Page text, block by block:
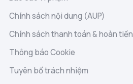
Chính sách nội dung (AUP)
Chính sách thanh toán & hoàn tiền
Thông báo Cookie
Tuyên bố trách nhiệm